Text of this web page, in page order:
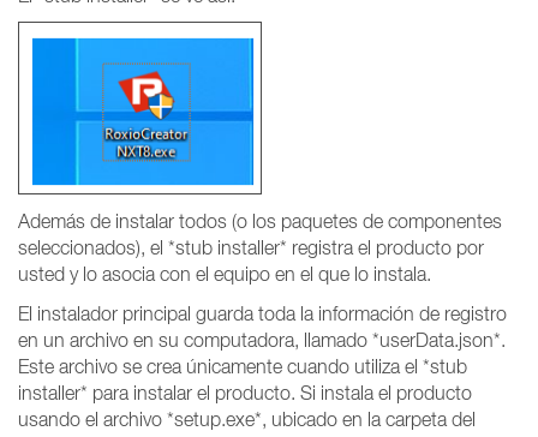
Además de instalar todos (o los paquetes de componentes
seleccionados), el *stub installer* registra el producto por
usted y lo asocia con el equipo en el que lo instala.
El instalador principal guarda toda la información de registro
en un archivo en su computadora, llamado *userData.json*.
Este archivo se crea únicamente cuando utiliza el *stub
installer* para instalar el producto. Si instala el producto
usando el archivo *setup.exe*, ubicado en la carpeta del